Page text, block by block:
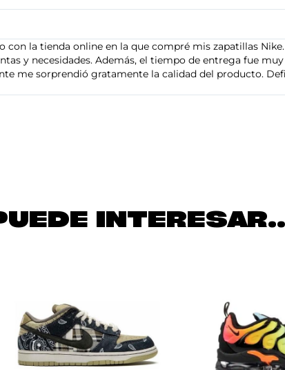
la tienda online en la que compré mis zapatillas
y necesidades. Además, el tiempo de entrega fue
me sorprendió gratamente la calidad del producto.